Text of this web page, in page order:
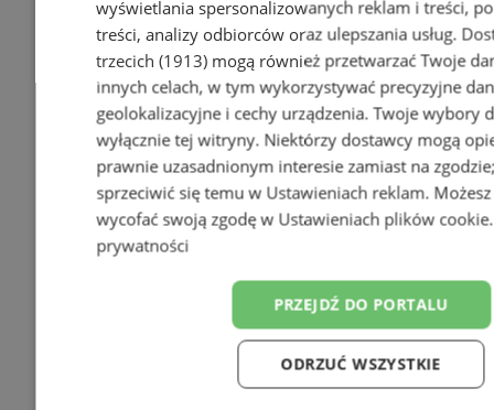
wyświetlania spersonalizowanych reklam i treści,
treści, analizy odbiorców oraz ulepszania usług.
trzecich (1913) mogą również przetwarzać Twoje
innych celach, w tym wykorzystywać precyzyjne
geolokalizacyjne i cechy urządzenia. Twoje wybory
wyłącznie tej witryny. Niektórzy dostawcy mogą
prawnie uzasadnionym interesie zamiast na
sprzeciwić się temu w Ustawieniach reklam.
wycofać swoją zgodę w Ustawieniach plików cookie
prywatności
PRZEJDŹ DO PORTALU
ODRZUĆ WSZYSTKIE